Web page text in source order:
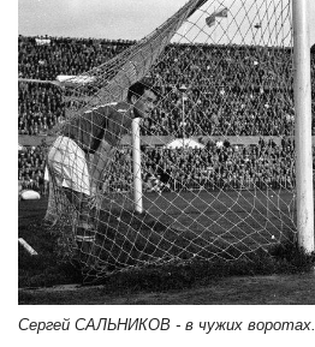
Сергей САЛЬНИКОВ - в чужих воротах.